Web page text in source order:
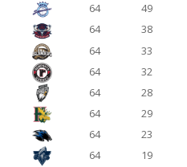
64
49
64
38
64
33
64
32
64
28
64
29
64
23
64
19